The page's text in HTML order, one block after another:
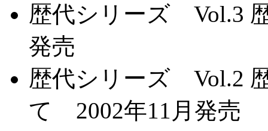
歴代シリーズ Vol.3
発売
歴代シリーズ Vol.2
て 2002年11月発売